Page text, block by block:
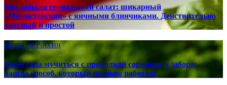
Мы забыли гениальный салат: шикарный
«Министерский» с яичными блинчиками. Действительно
вкусный и простой
Новости России
Перестала мучиться с прополкой сорняков у забора:
нашла способ, который реально работает